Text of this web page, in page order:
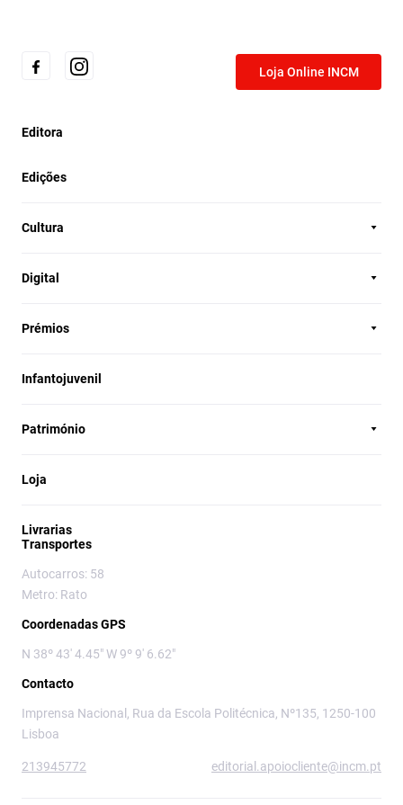
Loja Online INCM
Editora
Edições
Cultura
Digital
Prémios
Infantojuvenil
Património
Loja
Livrarias
Transportes
Autocarros: 58
Metro: Rato
Coordenadas GPS
N 38º 43' 4.45" W 9º 9' 6.62"
Contacto
Imprensa Nacional, Rua da Escola Politécnica, Nº135, 1250-100
Lisboa
213945772 editorial.apoiocliente@incm.pt